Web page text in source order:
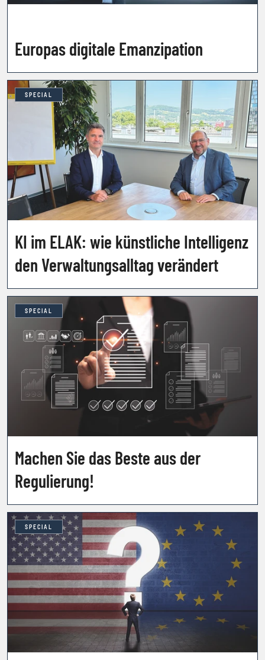
Europas digitale Emanzipation
SPECIAL
KI im ELAK: wie künstliche Intelligenz
den Verwaltungsalltag verändert
SPECIAL
Machen Sie das Beste aus der
Regulierung!
SPECIAL